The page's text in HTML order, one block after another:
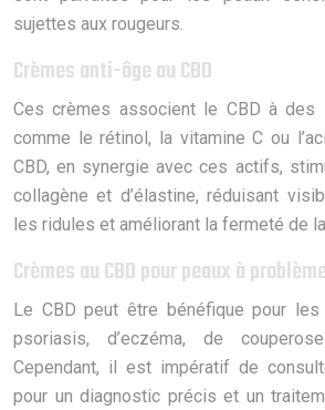
sujettes aux rougeurs.
Crèmes anti-âge au CBD
Ces crèmes associent le CBD à des
comme le rétinol, la vitamine C ou
CBD, en synergie avec ces actifs,
collagène et d’élastine, réduisant
les ridules et améliorant la fermeté de
Crèmes au CBD pour peaux à
Le CBD peut être bénéfique pour
psoriasis, d’eczéma, de
Cependant, il est impératif de
pour un diagnostic précis et un